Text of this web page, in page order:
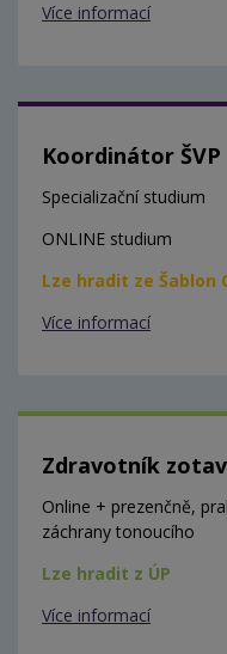
Více informací
Koordinátor ŠVP
Specializační studium
ONLINE studium
Lze hradit ze Šablon
Více informací
Zdravotník
Online + prezenčně,
záchrany tonoucího
Lze hradit z ÚP
Více informací